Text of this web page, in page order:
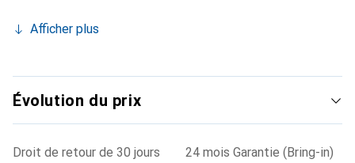
Afficher plus
Évolution du prix
Droit de retour de 30 jours
24 mois Garantie (Bring-in)